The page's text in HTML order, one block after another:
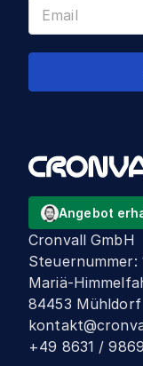
Angebot
Cronvall GmbH
Steuernummer:
Mariä-
84453 Mühldorf
+49 8631 /